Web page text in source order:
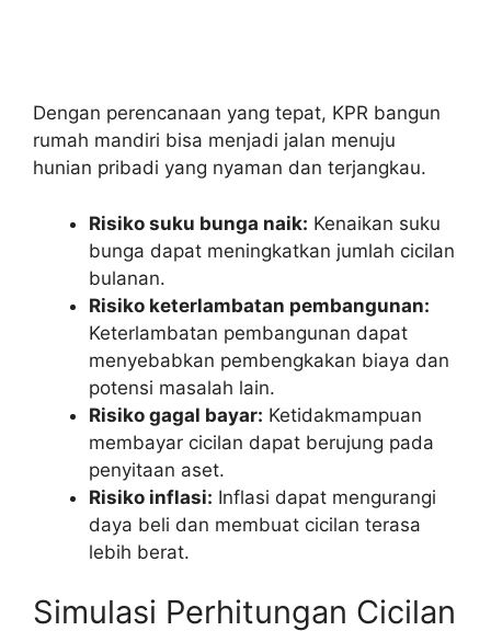
Dengan perencanaan yang tepat, KPR bangun
rumah mandiri bisa menjadi jalan menuju
hunian pribadi yang nyaman dan terjangkau.
Risiko suku bunga naik: Kenaikan suku
bunga dapat meningkatkan jumlah cicilan
bulanan.
Risiko keterlambatan pembangunan:
Keterlambatan pembangunan dapat
menyebabkan pembengkakan biaya dan
potensi masalah lain.
Risiko gagal bayar: Ketidakmampuan
membayar cicilan dapat berujung pada
penyitaan aset.
Risiko inflasi: Inflasi dapat mengurangi
daya beli dan membuat cicilan terasa
lebih berat.
Simulasi Perhitungan Cicilan